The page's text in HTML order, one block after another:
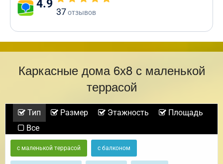
4.9
37отзывов
Каркасные дома 6х8 с маленькой
террасой
Тип Размер Этажность
Площадь
Все
с маленькой террасой с балконом